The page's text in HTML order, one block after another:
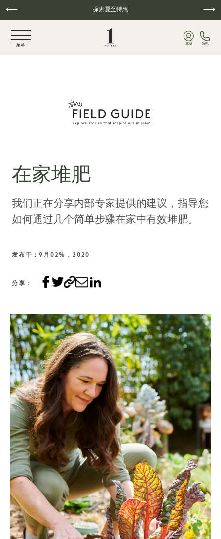
跳至主要内容 探索夏至特惠
菜单
成员 致电
在家堆肥
我们正在分享内部专家提供的建议，指导您
如何通过几个简单步骤在家中有效堆肥。
发布于：9月02%，2020
分享：